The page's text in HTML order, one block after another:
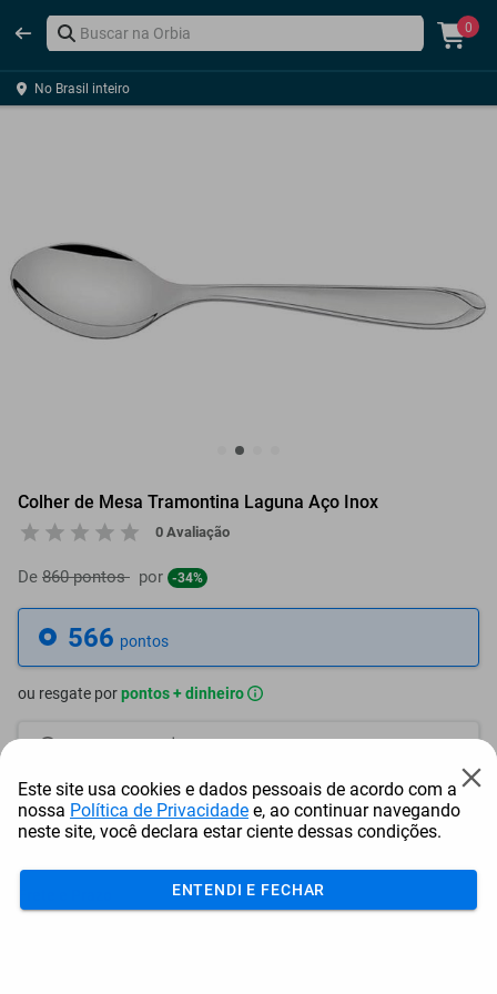
0
No Brasil inteiro
Colher de Mesa Tramontina Laguna Aço Inox
0 Avaliação
De 860 pontos por -34%
566 pontos
ou resgate porpontos + dinheiro
510 + R$ 2,58
482 pontos + R$ 3,86
453 pontos + R$ 5,20
Este site usa cookies e dados pessoais de acordo com a
nossa Política de Privacidade e, ao continuar navegando
neste site, você declara estar ciente dessas condições.
ENTENDI E FECHAR